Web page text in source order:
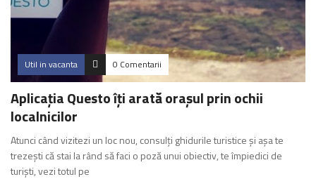
Util in vacanta 0 Comentarii
Aplicația Questo îți arată orașul prin ochii
localnicilor
Atunci când vizitezi un loc nou, consulți ghidurile turistice și așa te
trezești că stai la rând să faci o poză unui obiectiv, te împiedici de
turiști, vezi totul pe